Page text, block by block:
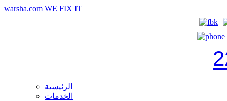
warsha.com WE FIX IT
الرئيسية
الخدمات